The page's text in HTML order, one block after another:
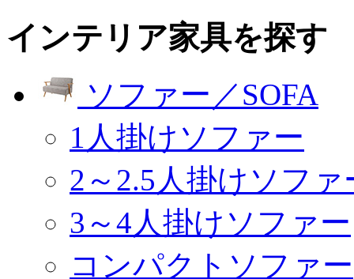
インテリア家具を探す
ソファー／SOFA
1人掛けソファー
2～2.5人掛けソファ
3～4人掛けソファー
コンパクトソファー